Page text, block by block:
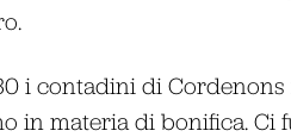
i contadini di
in materia di bonifica. Ci